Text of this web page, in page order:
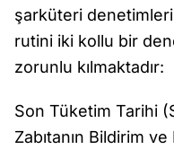
şarküteri
rutini iki kollu bir
zorunlu kılmaktadır:
Son Tüketim Tarihi
Zabıtanın Bildirim